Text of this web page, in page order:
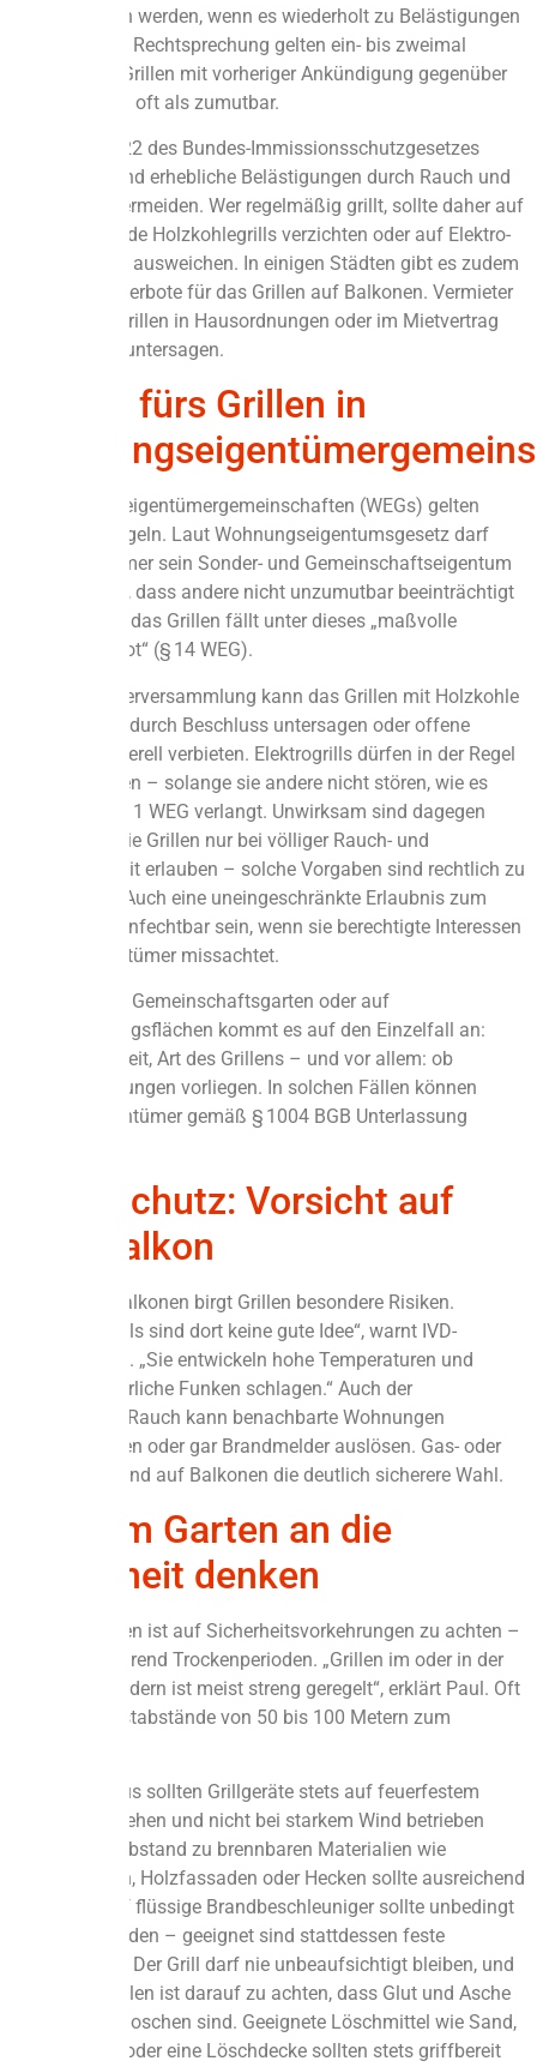
problematisch werden, wenn es wiederholt zu Belästigungen
kommt. In der Rechtsprechung gelten ein- bis zweimal
monatliches Grillen mit vorheriger Ankündigung gegenüber
den Nachbarn oft als zumutbar.
Auch nach § 22 des Bundes-Immissionsschutzgesetzes
(BImSchG) sind erhebliche Belästigungen durch Rauch und
Gerüche zu vermeiden. Wer regelmäßig grillt, sollte daher auf
stark rauchende Holzkohlegrills verzichten oder auf Elektro-
oder Gasgrills ausweichen. In einigen Städten gibt es zudem
kommunale Verbote für das Grillen auf Balkonen. Vermieter
können das Grillen in Hausordnungen oder im Mietvertrag
ausdrücklich untersagen.
Regeln fürs Grillen in
In Wohnungseigentümergemeinschaften (WEGs) gelten
besondere Regeln. Laut Wohnungseigentumsgesetz darf
jeder Eigentümer sein Sonder- und Gemeinschaftseigentum
nur so nutzen, dass andere nicht unzumutbar beeinträchtigt
werden. Auch das Grillen fällt unter dieses „maßvolle
Nutzungsgebot“ (§ 14 WEG).
Die Eigentümerversammlung kann das Grillen mit Holzkohle
auf Balkonen durch Beschluss untersagen oder offene
Flammen generell verbieten. Elektrogrills dürfen in der Regel
genutzt werden – solange sie andere nicht stören, wie es
§ 14 Abs. 2 Nr. 1 WEG verlangt. Unwirksam sind dagegen
Beschlüsse, die Grillen nur bei völliger Rauch- und
Geruchsfreiheit erlauben – solche Vorgaben sind rechtlich zu
unbestimmt. Auch eine uneingeschränkte Erlaubnis zum
Grillen kann anfechtbar sein, wenn sie berechtigte Interessen
anderer Eigentümer missachtet.
Besonders im Gemeinschaftsgarten oder auf
Sondernutzungsflächen kommt es auf den Einzelfall an:
Lage, Häufigkeit, Art des Grillens – und vor allem: ob
konkrete Störungen vorliegen. In solchen Fällen können
einzelne Eigentümer gemäß § 1004 BGB Unterlassung
Brandschutz: Vorsicht auf
dem Balkon
Gerade auf Balkonen birgt Grillen besondere Risiken.
„Holzkohlegrills sind dort keine gute Idee“, warnt IVD-
Sprecher Paul. „Sie entwickeln hohe Temperaturen und
können gefährliche Funken schlagen.“ Auch der
aufsteigende Rauch kann benachbarte Wohnungen
beeinträchtigen oder gar Brandmelder auslösen. Gas- oder
Elektrogrills sind auf Balkonen die deutlich sicherere Wahl.
Auch im Garten an die
Sicherheit denken
Auch im Garten ist auf Sicherheitsvorkehrungen zu achten –
vor allem während Trockenperioden. „Grillen im oder in der
Nähe von Wäldern ist meist streng geregelt“, erklärt Paul. Oft
gelten Mindestabstände von 50 bis 100 Metern zum
Darüber hinaus sollten Grillgeräte stets auf feuerfestem
Untergrund stehen und nicht bei starkem Wind betrieben
werden. Der Abstand zu brennbaren Materialien wie
Gartenmöbeln, Holzfassaden oder Hecken sollte ausreichend
groß sein. Auf flüssige Brandbeschleuniger sollte unbedingt
verzichtet werden – geeignet sind stattdessen feste
Grillanzünder. Der Grill darf nie unbeaufsichtigt bleiben, und
nach dem Grillen ist darauf zu achten, dass Glut und Asche
vollständig erloschen sind. Geeignete Löschmittel wie Sand,
Feuerlöscher oder eine Löschdecke sollten stets griffbereit